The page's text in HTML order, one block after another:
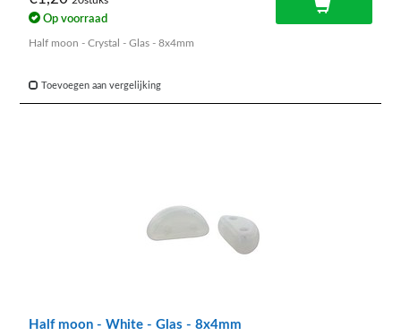
Op voorraad
Half moon - Crystal - Glas - 8x4mm
Toevoegen aan vergelijking
Half moon - White - Glas - 8x4mm